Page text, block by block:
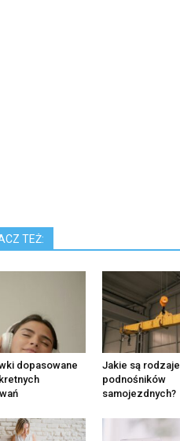
TEŻ:
dopasowane
Jakie są rodzaje
podnośników
samojezdnych?